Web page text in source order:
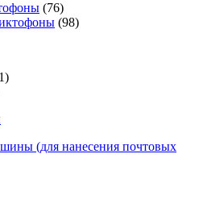
(76)
(98)
(для нанесения почтовых